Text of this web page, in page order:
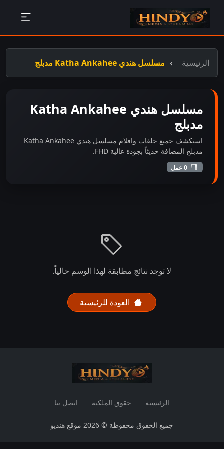
الرئيسية مسلسل هندي Katha Ankahee مدبلج
مسلسل هندي Katha Ankahee
مدبلج
استكشف جميع حلقات وافلام مسلسل هندي Katha Ankahee
مدبلج المضافة حديثاً بجودة عالية FHD.
لا توجد نتائج مطابقة لهذا الوسم حالياً.
العودة للرئيسية
الرئيسية حقوق الملكية اتصل بنا
جميع الحقوق محفوظة © 2026 موقع هنديو